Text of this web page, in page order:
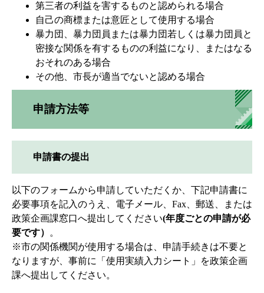
第三者の利益を害するものと認められる場合
自己の商標または意匠として使用する場合
暴力団、暴力団員または暴力団若しくは暴力団員と
密接な関係を有するものの利益になり、またはなる
おそれのある場合
その他、市長が適当でないと認める場合
申請方法等
申請書の提出
以下のフォームから申請していただくか、下記申請書に
必要事項を記入のうえ、電子メール、Fax、郵送、または
政策企画課窓口へ提出してください(年度ごとの申請が必
要です）
。
※市の関係機関が使用する場合は、申請手続きは不要と
なりますが、事前に「使用実績入力シート」を政策企画
課へ提出してください。